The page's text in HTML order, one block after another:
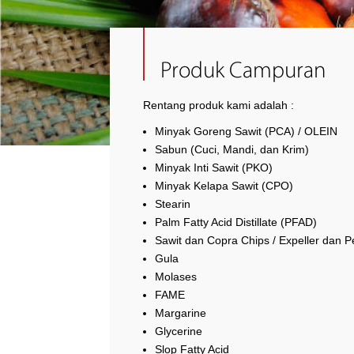
Produk Campuran
Rentang produk kami adalah :
Minyak Goreng Sawit (PCA) / OLEIN
Sabun (Cuci, Mandi, dan Krim)
Minyak Inti Sawit (PKO)
Minyak Kelapa Sawit (CPO)
Stearin
Palm Fatty Acid Distillate (PFAD)
Sawit dan Copra Chips / Expeller dan
Gula
Molases
FAME
Margarine
Glycerine
Slop Fatty Acid